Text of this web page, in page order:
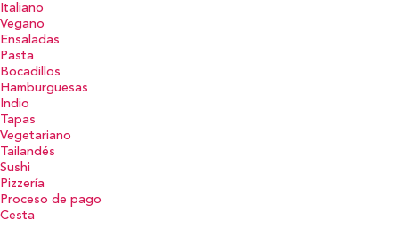
Italiano
Vegano
Ensaladas
Pasta
Bocadillos
Hamburguesas
Indio
Tapas
Vegetariano
Tailandés
Sushi
Pizzería
Proceso de pago
Cesta